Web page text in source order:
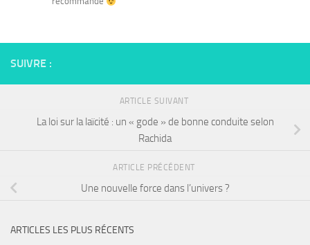
SUIVRE :
ARTICLE SUIVANT
La loi sur la laïcité : un « gode » de bonne conduite selon
Rachida
ARTICLE PRÉCÉDENT
Une nouvelle force dans l’univers ?
ARTICLES LES PLUS RÉCENTS